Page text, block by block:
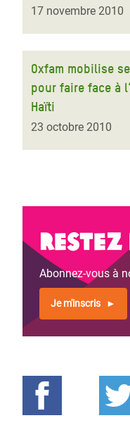
17 novembre 2010
Oxfam mobilise
pour faire face à
Haïti
23 octobre 2010
Abonnez-vous à
Je m'inscris